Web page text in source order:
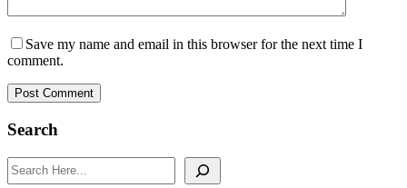
Save my name and email in this browser for the next time I
comment.
Post Comment
Search
Search